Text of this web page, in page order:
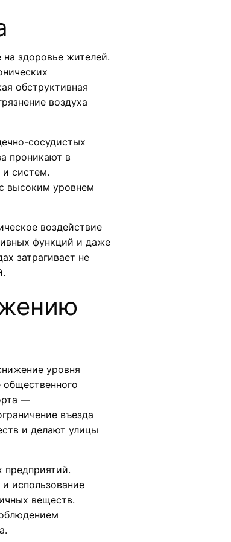
на здоровье жителей.
обструктивная
воздуха
сосудистых
проникают в
и систем.
высоким уровнем
воздействие
функций и даже
затрагивает не
уровня
общественного
—
въезда
и делают улицы
использование
веществ.